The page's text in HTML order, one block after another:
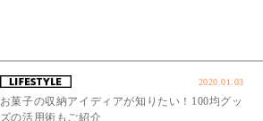
2020.01.03
お菓子の収納アイディアが知りたい！100均グッ
ズの活用術もご紹介